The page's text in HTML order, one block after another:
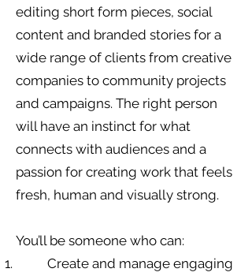
editing short form pieces, social
content and branded stories for a
wide range of clients from creative
companies to community projects
and campaigns. The right person
will have an instinct for what
connects with audiences and a
passion for creating work that feels
fresh, human and visually strong.
You’ll be someone who can:
Create and manage engaging